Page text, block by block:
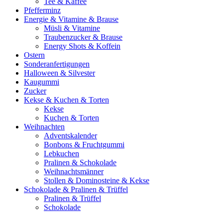
Pfefferminz
Energie & Vitamine & Brause
Müsli & Vitamine
Traubenzucker & Brause
Energy Shots & Koffein
Ostern
Sonderanfertigungen
Halloween & Silvester
Kaugummi
Zucker
Kekse & Kuchen & Torten
Kekse
Kuchen & Torten
Weihnachten
Adventskalender
Bonbons & Fruchtgummi
Lebkuchen
Pralinen & Schokolade
Weihnachtsmänner
Stollen & Dominosteine & Kekse
Schokolade & Pralinen & Trüffel
Pralinen & Trüffel
Schokolade